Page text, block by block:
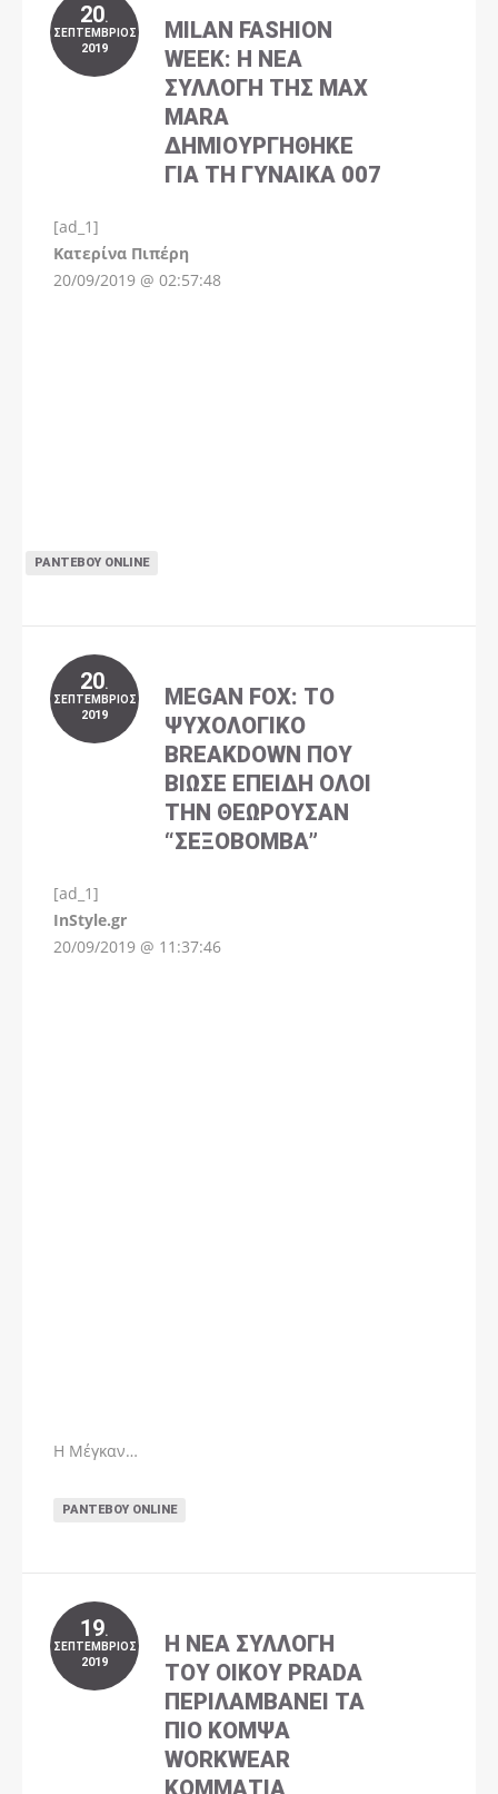
20.
ΣΕΠΤΈΜΒΡΙΟΣ
2019
MILAN FASHION
WEEK: Η ΝΈΑ
ΣΥΛΛΟΓΉ ΤΗΣ MAX
MARA
ΔΗΜΙΟΥΡΓΉΘΗΚΕ
ΓΙΑ ΤΗ ΓΥΝΑΊΚΑ 007
[ad_1]
Kατερίνα Πιπέρη
20/09/2019 @ 02:57:48
ΡΑΝΤΕΒΟΎ ONLINE
20.
ΣΕΠΤΈΜΒΡΙΟΣ
2019
MEGAN FOX: ΤΟ
ΨΥΧΟΛΟΓΙΚΌ
BREAKDOWN ΠΟΥ
ΒΊΩΣΕ ΕΠΕΙΔΉ ΌΛΟΙ
ΤΗΝ ΘΕΩΡΟΎΣΑΝ
“ΣΕΞΟΒΌΜΒΑ”
[ad_1]
InStyle.gr
20/09/2019 @ 11:37:46
Η Μέγκαν…
ΡΑΝΤΕΒΟΎ ONLINE
19.
ΣΕΠΤΈΜΒΡΙΟΣ
2019
Η ΝΈΑ ΣΥΛΛΟΓΉ
ΤΟΥ ΟΊΚΟΥ PRADA
ΠΕΡΙΛΑΜΒΆΝΕΙ ΤΑ
ΠΙΟ ΚΟΜΨΆ
WORKWEAR